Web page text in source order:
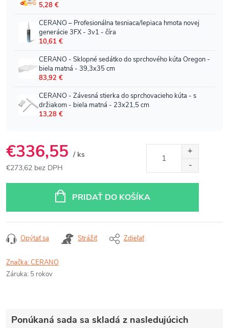
€336,55 / ks
€273,62 bez DPH
PRIDAŤ DO KOŠÍKA
Opýtať sa Strážiť Zdieľať
Značka:CERANO
Záruka: 5 rokov
Ponúkaná sada sa skladá z nasledujúcich